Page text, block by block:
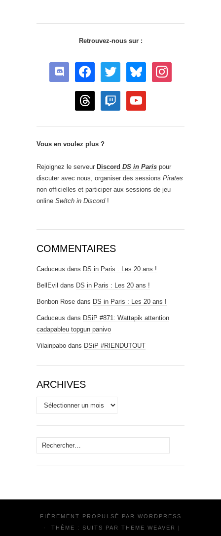
Retrouvez-nous sur :
discord facebook twitter bluesky instagram
threads twitch youtube
Vous en voulez plus ?
Rejoignez le serveur Discord DS in Paris pour
discuter avec nous, organiser des sessions Pirates
non officielles et participer aux sessions de jeu
online Switch in Discord!
COMMENTAIRES
Caduceus dans DS in Paris : Les 20 ans !
BellEvil dans DS in Paris : Les 20 ans !
Bonbon Rose dans DS in Paris : Les 20 ans !
Caduceus dans DSiP #871: Wattapik attention
cadapableu topgun panivo
Vilainpabo dans DSiP #RIENDUTOUT
ARCHIVES
Archives
Rechercher :
FIÈREMENT PROPULSÉ PAR WORDPRESS
·
THÈME : SUITS PAR THEME WEAVER
|